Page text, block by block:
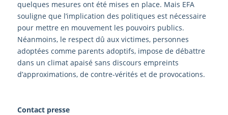
quelques mesures ont été mises en place. Mais EFA
souligne que l’implication des politiques est nécessaire
pour mettre en mouvement les pouvoirs publics.
Néanmoins, le respect dû aux victimes, personnes
adoptées comme parents adoptifs, impose de débattre
dans un climat apaisé sans discours empreints
d’approximations, de contre-vérités et de provocations.
Contact presse